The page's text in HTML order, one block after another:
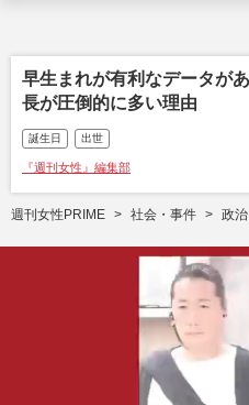
早生まれが有利なデータが
長が圧倒的に多い理由
誕生日 出世
『週刊女性』編集部
週刊女性PRIME 社会・事件 政治